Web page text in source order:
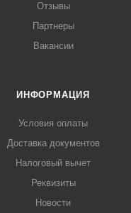
Отзывы
Партнеры
Вакансии
ИНФОРМАЦИЯ
Условия оплаты
Доставка документов
Налоговый вычет
Реквизиты
Новости